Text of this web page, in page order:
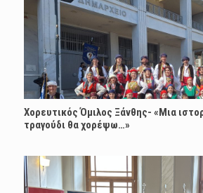
Χορευτικός Όμιλος Ξάνθης- «Mια
τραγούδι θα χορέψω…»